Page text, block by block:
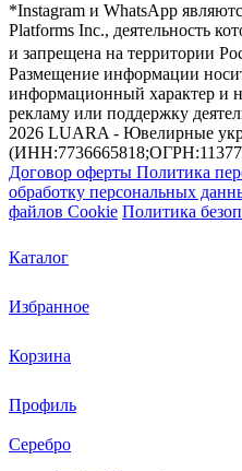
*Instagram и WhatsApp
Platforms Inc., деятельность
и запрещена на территории
Размещение информации
информационный характер и
рекламу или поддержку
2026 LUARA - Ювелирные
Договор оферты Политика
обработку персональных
файлов Cookie Политика
Каталог
Избранное
Корзина
Профиль
Серебро